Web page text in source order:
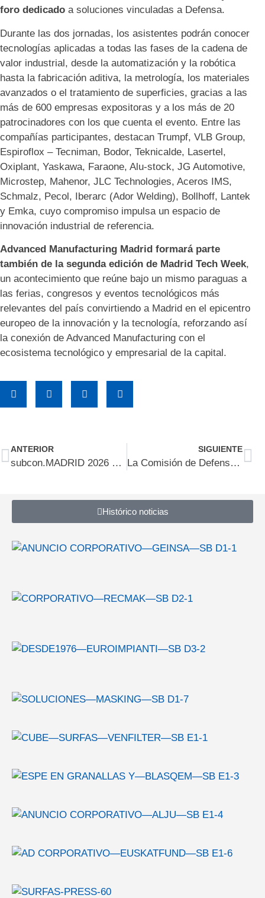
foro dedicado a soluciones vinculadas a Defensa.
Durante las dos jornadas, los asistentes podrán conocer
tecnologías aplicadas a todas las fases de la cadena de
valor industrial, desde la automatización y la robótica
hasta la fabricación aditiva, la metrología, los materiales
avanzados o el tratamiento de superficies, gracias a las
más de 600 empresas expositoras y a los más de 20
patrocinadores con los que cuenta el evento. Entre las
compañías participantes, destacan Trumpf, VLB Group,
Espiroflox – Tecniman, Bodor, Teknicalde, Lasertel,
Oxiplant, Yaskawa, Faraone, Alu-stock, JG Automotive,
Microstep, Mahenor, JLC Technologies, Aceros IMS,
Schmalz, Pecol, Iberarc (Ador Welding), Bollhoff, Lantek
y Emka, cuyo compromiso impulsa un espacio de
innovación industrial de referencia.
Advanced Manufacturing Madrid formará parte
también de la segunda edición de Madrid Tech Week,
un acontecimiento que reúne bajo un mismo paraguas a
las ferias, congresos y eventos tecnológicos más
relevantes del país convirtiendo a Madrid en el epicentro
europeo de la innovación y la tecnología, reforzando así
la conexión de Advanced Manufacturing con el
ecosistema tecnológico y empresarial de la capital.
ANTERIOR
subcon.MADRID 2026 cierra su segunda edición con un éxito rotundo y más de 600 reuniones de negocio internacionales
SIGUIENTE
La Comisión de Defensa de Madrid presenta el mapa de capacidades de las pymes industriales de la comunidad
Histórico noticias